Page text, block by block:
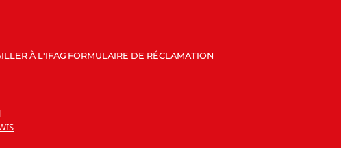
À L'IFAG FORMULAIRE DE RÉCLAMATION